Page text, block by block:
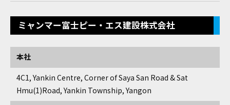
ミャンマー富士ピー・エス建設株式会社
本社
4C1, Yankin Centre, Corner of Saya San Road & Sat
Hmu(1)Road, Yankin Township, Yangon